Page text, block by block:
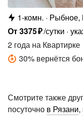
1-комн.
Рыбное,
От3375₽/сутки
2 года на Квартирке
30% вернётся
Смотрите также
посуточно в Рязани,